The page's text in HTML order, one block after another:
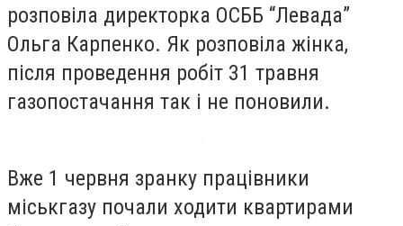
розповіла директорка ОСББ “Левада”
Ольга Карпенко. Як розповіла жінка,
після проведення робіт 31 травня
газопостачання так і не поновили.
Вже 1 червня зранку працівники
міськгазу почали ходити квартирами